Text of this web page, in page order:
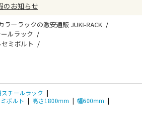
のお知らせ
ラーラックの激安通販 JUKI-RACK
ルラック
ミボルト
チールラック |
ボルト | 高さ1800mm | 幅600mm |